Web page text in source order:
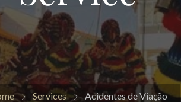
Services Acidentes de Viação